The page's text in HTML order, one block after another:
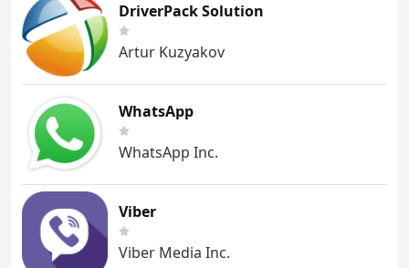
DriverPack Solution
Artur Kuzyakov
WhatsApp
WhatsApp Inc.
Viber
Viber Media Inc.